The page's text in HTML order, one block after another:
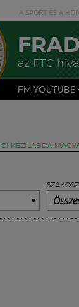
az FTC
FM YOUTUBE
KÉZILABDA